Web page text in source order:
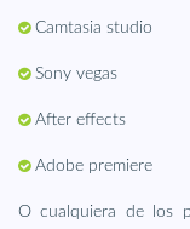
Camtasia studio
Sony vegas
After effects
Adobe premiere
O cualquiera de los